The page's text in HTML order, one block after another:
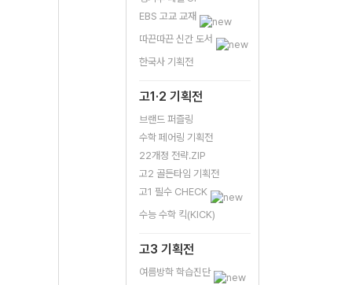
EBS 고교 교재
따끈따끈 신간 도서
한국사 기획전
고1·2 기획전
브랜드 퍼즐링
수학 페어링 기획전
22개정 전략.ZIP
고2 골든타임 기획전
고1 필수 CHECK
수능 수학 킥(KICK)
고3 기획전
여름방학 학습진단